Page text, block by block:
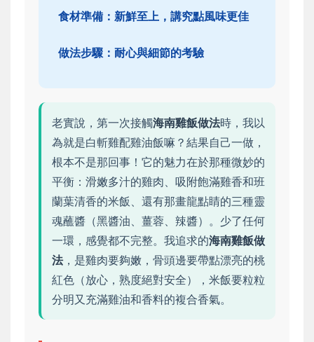
食材準備：新鮮至上，講究點風味更佳
做法步驟：耐心與細節的考驗
老實說，第一次接觸海南雞飯做法時，我以
為就是白斬雞配雞油飯嘛？結果自己一做，
根本不是那回事！它的魅力在於那種微妙的
平衡：滑嫩多汁的雞肉、吸附飽滿雞香和班
蘭葉清香的米飯、還有那畫龍點睛的三種靈
魂蘸醬（黑醬油、薑蓉、辣醬）。少了任何
一環，感覺都不完整。我追求的海南雞飯做
法，是雞肉要夠嫩，骨頭邊要帶點漂亮的桃
紅色（放心，熟度絕對安全），米飯要粒粒
分明又充滿雞油和香料的複合香氣。